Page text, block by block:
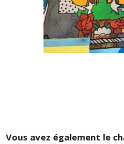
Vous avez également le